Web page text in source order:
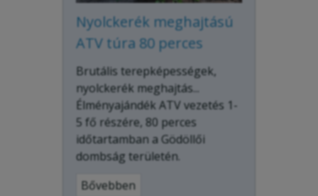
Nyolckerék meghajtású
ATV túra 80 perces
Brutális terepképességek,
nyolckerék meghajtás...
Élményajándék ATV vezetés 1-
5 fő részére, 80 perces
időtartamban a Gödöllői
dombság területén.
Bővebben